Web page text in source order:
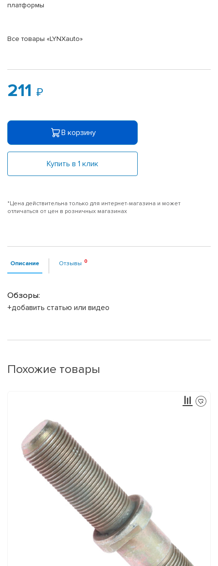
платформы
Все товары «LYNXauto»
211
В корзину
Купить в 1 клик
*Цена действительна только для интернет-магазина и может
отличаться от цен в розничных магазинах
Описание Отзывы
Обзоры:
+добавить статью или видео
Похожие товары